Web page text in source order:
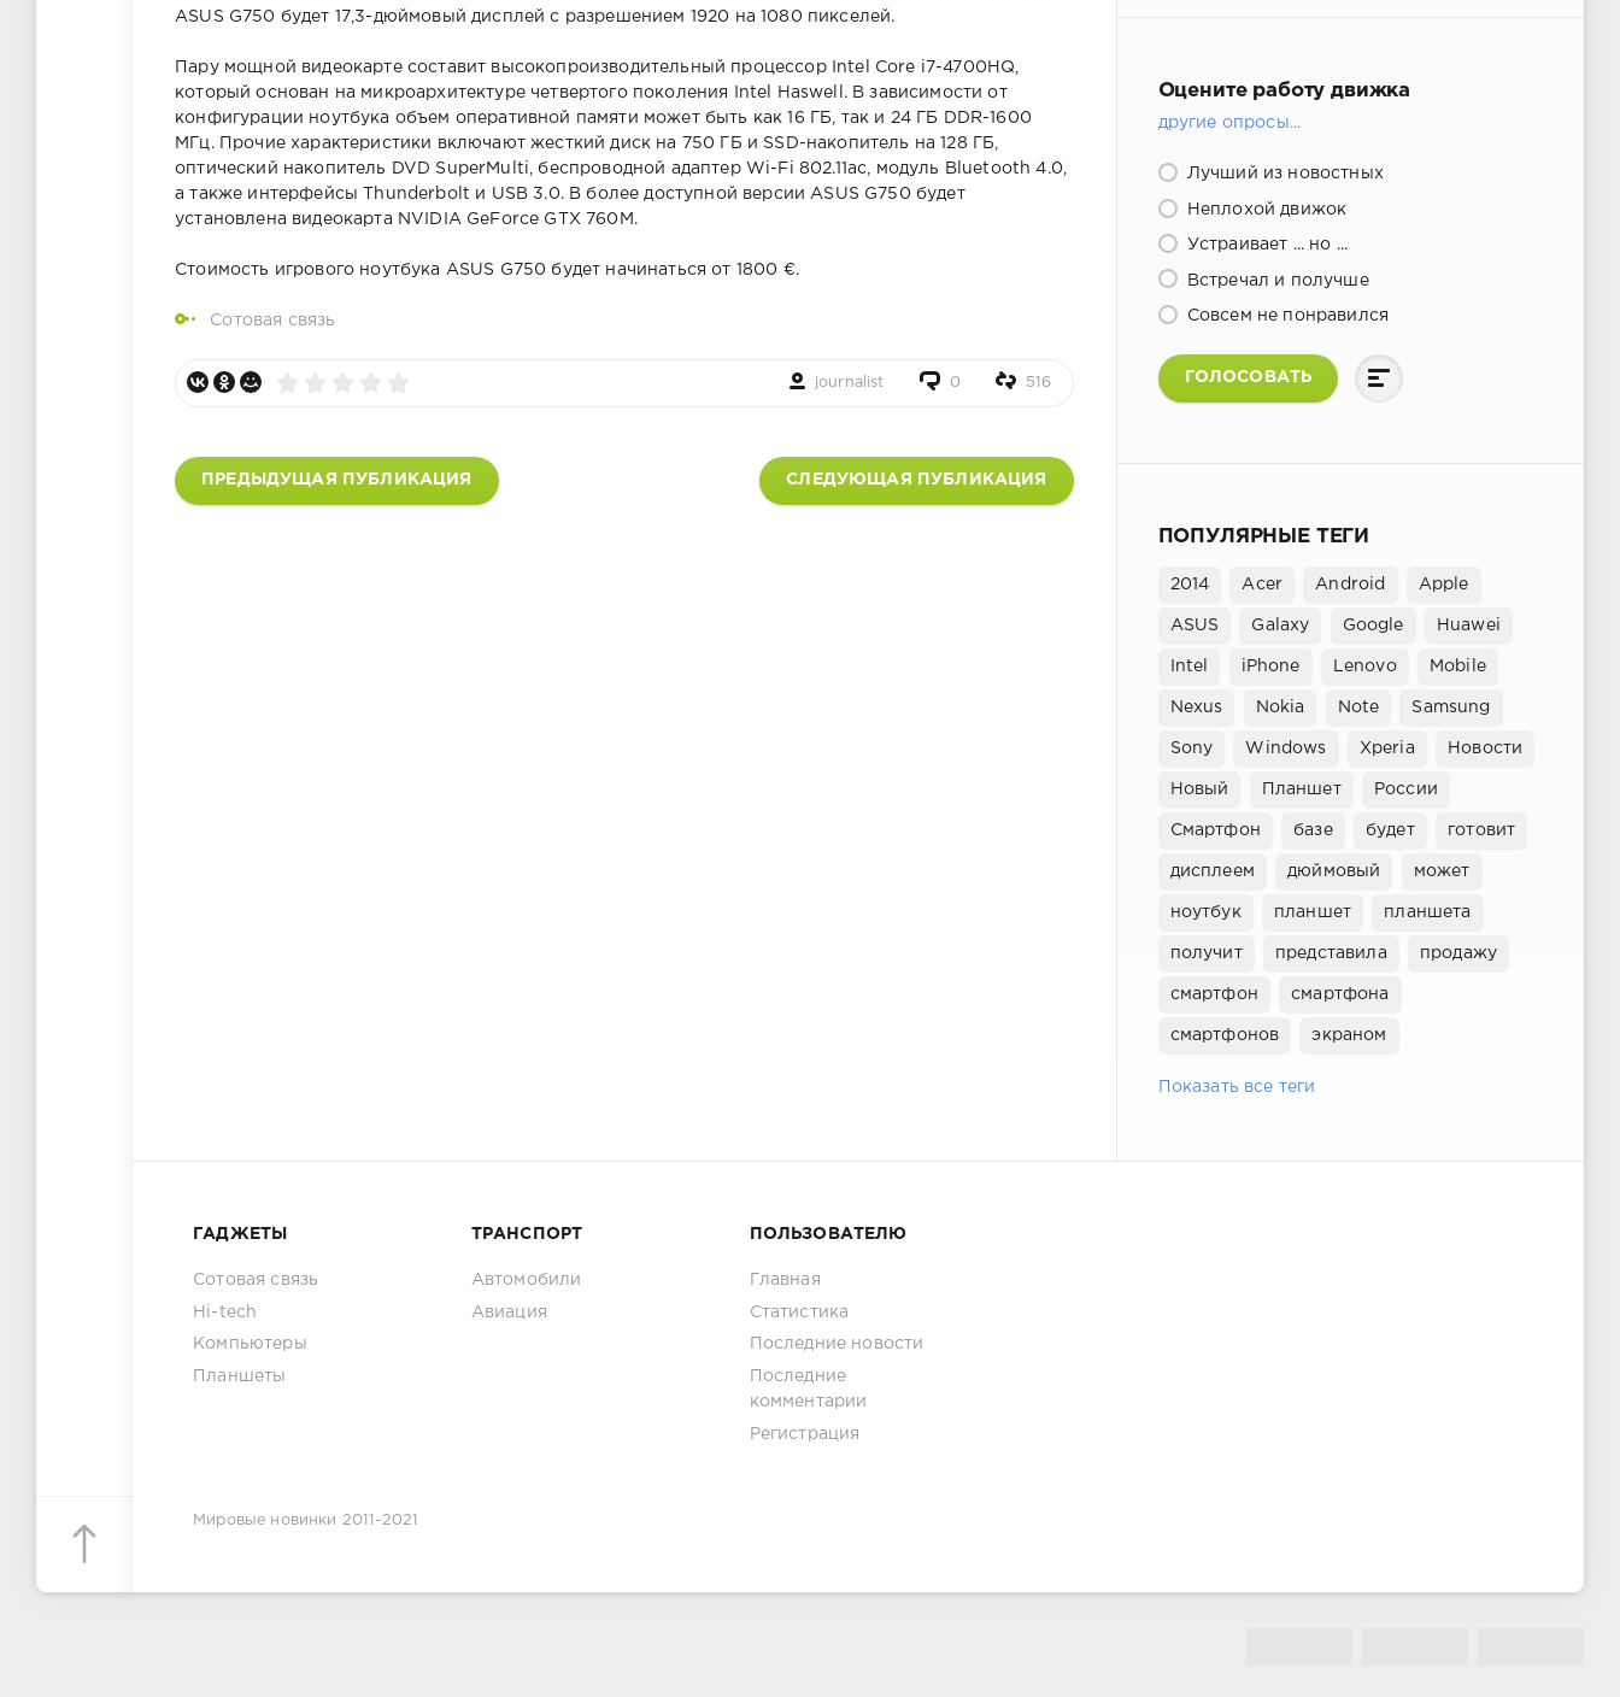
ASUS G750 будет 17,3-дюймовый дисплей с разрешением 1920 на 1080 пикселей.
Пару мощной видеокарте составит высокопроизводительный процессор Intel Core i7-4700HQ,
который основан на микроархитектуре четвертого поколения Intel Haswell. В зависимости от
конфигурации ноутбука объем оперативной памяти может быть как 16 ГБ, так и 24 ГБ DDR-1600
МГц. Прочие характеристики включают жесткий диск на 750 ГБ и SSD-накопитель на 128 ГБ,
оптический накопитель DVD SuperMulti, беспроводной адаптер Wi-Fi 802.11ac, модуль Bluetooth 4.0,
а также интерфейсы Thunderbolt и USB 3.0. В более доступной версии ASUS G750 будет
установлена видеокарта NVIDIA GeForce GTX 760M.
Стоимость игрового ноутбука ASUS G750 будет начинаться от 1800 €.
Сотовая связь
journalist 0 516
ПРЕДЫДУЩАЯ ПУБЛИКАЦИЯ СЛЕДУЮЩАЯ ПУБЛИКАЦИЯ
Оцените работу движка
другие опросы...
Лучший из новостных
Неплохой движок
Устраивает ... но ...
Встречал и получше
Совсем не понравился
ГОЛОСОВАТЬ
ПОПУЛЯРНЫЕ ТЕГИ
2014 Acer Android Apple
ASUS Galaxy Google Huawei
Intel iPhone Lenovo Mobile
Nexus Nokia Note Samsung
Sony Windows Xperia Новости
Новый Планшет России
Смартфон базе будет готовит
дисплеем дюймовый может
ноутбук планшет планшета
получит представила продажу
смартфон смартфона
смартфонов экраном
Показать все теги
ГАДЖЕТЫ
Сотовая связь
Hi-tech
Компьютеры
Планшеты
ТРАНСПОРТ
Автомобили
Авиация
ПОЛЬЗОВАТЕЛЮ
Главная
Статистика
Последние новости
Последние
комментарии
Регистрация
Мировые новинки 2011-2021